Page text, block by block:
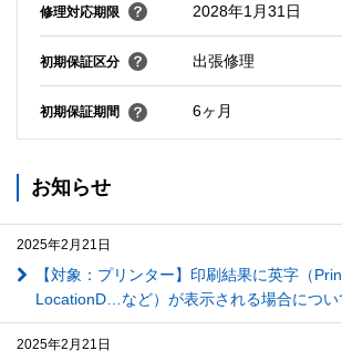
修理対応期限 2028年1月31日
初期保証区分 出張修理
初期保証期間 6ヶ月
お知らせ
2025年2月21日
【対象：プリンター】印刷結果に英字（
LocationD…など）が表示される場合につい
2025年2月21日